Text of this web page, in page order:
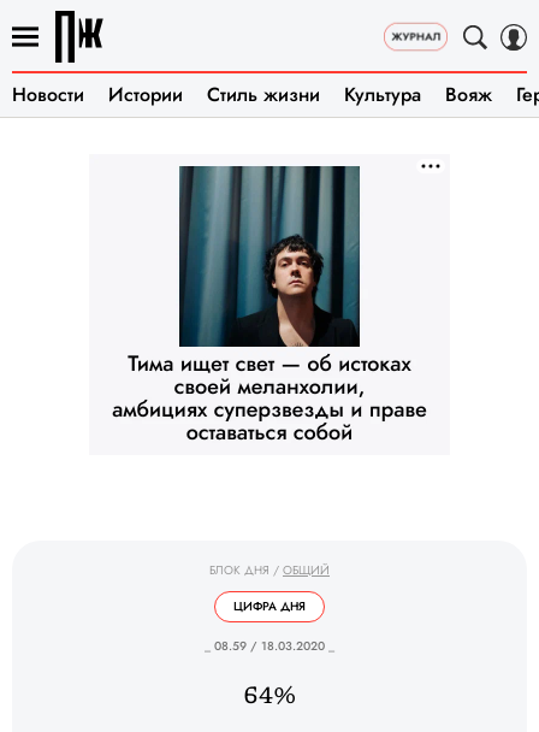
Новости Истории Стиль жизни Культура Вояж
БЛОК ДНЯ / ОБЩИЙ
ЦИФРА ДНЯ
_ 08.59 / 18.03.2020 _
64%